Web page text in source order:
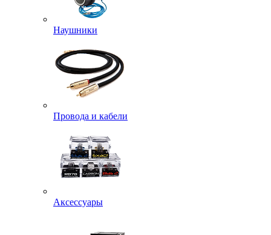
Наушники
Провода и кабели
Аксессуары